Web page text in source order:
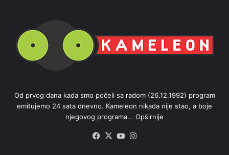
Od prvog dana kada smo počeli sa radom (26.12.1992) program
emitujemo 24 sata dnevno. Kameleon nikada nije stao, a boje
njegovog programa... Opširnije
Facebook
X YouTube